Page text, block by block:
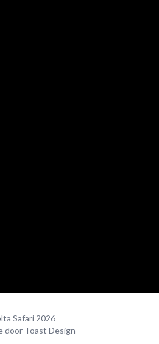
Safari 2026
door Toast Design